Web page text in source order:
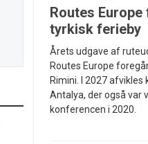
Routes
tyrkisk ferieby
Årets udgave af
Routes Europe
Rimini. I 2027
Antalya, der også var
konferencen i 2020.